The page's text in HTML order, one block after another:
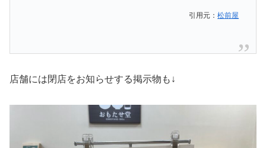
引用元：松前屋
店舗には閉店をお知らせする掲示物も↓